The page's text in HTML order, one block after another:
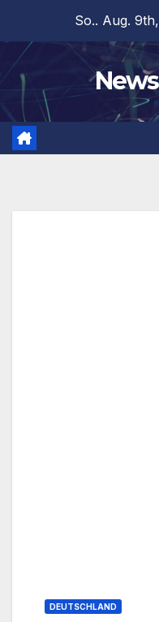
springen
So.. Aug.
DEUTSCHLAND